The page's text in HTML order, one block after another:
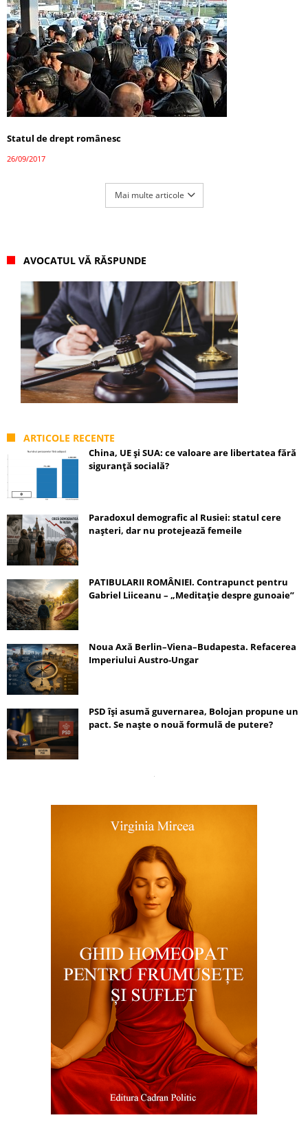
Statul de drept românesc
26/09/2017
Mai multe articole
AVOCATUL VĂ RĂSPUNDE
ARTICOLE RECENTE
China, UE și SUA: ce valoare are libertatea fără
siguranță socială?
Paradoxul demografic al Rusiei: statul cere
nașteri, dar nu protejează femeile
PATIBULARII ROMÂNIEI. Contrapunct pentru
Gabriel Liiceanu – „Meditație despre gunoaie”
Noua Axă Berlin–Viena–Budapesta. Refacerea
Imperiului Austro-Ungar
PSD își asumă guvernarea, Bolojan propune un
pact. Se naște o nouă formulă de putere?